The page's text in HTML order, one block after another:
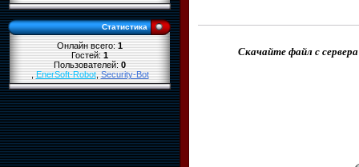
Статистика
Онлайн всего:1
Гостей:1
Пользователей:0
,EnerSoft-Robot,Security-Bot
Скачайте файл с